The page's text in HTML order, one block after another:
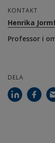
of
and
Punzo, K.,
KONTAKT
Henrika
Professor i
DELA